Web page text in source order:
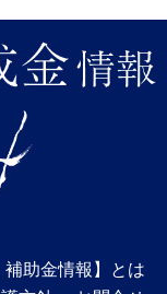
補助金情報】とは